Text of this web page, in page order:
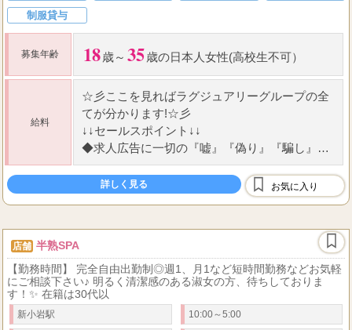
制服貸与
募集年齢 18歳～ 35歳の日本人女性(高校生不可）
給料
☆ 彡ここを見ればラグジュアリーグループの全
てが分かります!☆ 彡
↓↓セールスポイント↓↓
◆求人広告に一切の『嘘』『偽り』『騙し』な
し!
働くセラピストさんが第一主義!
◆メンズエステ界の中...
詳しく見る お気に入り
店舗 半熟SPA
【勤務時間】 完全自由出勤制◎週1、月1など短時間勤務などお気軽
にご相談下さい♪ 明るく清潔感のある淑女の方、待ちしておりま
す！✨ 在籍は30代以
新小岩駅 10:00～5:00